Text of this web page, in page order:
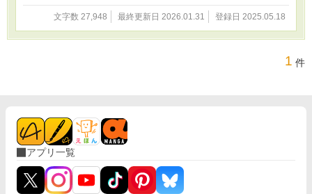
文字数 27,948 最終更新日 2026.01.31 登録日 2025.05.18
1 件
アプリ一覧